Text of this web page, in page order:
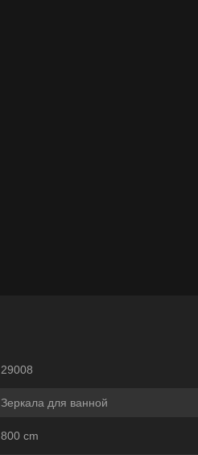
29008
Зеркала для ванной
800 cm